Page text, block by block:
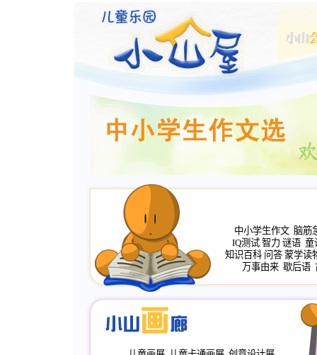
中小学生作文 脑筋
IQ测试 智力 谜语 童
知识百科 问答 蒙学读
万事由来 歇后语